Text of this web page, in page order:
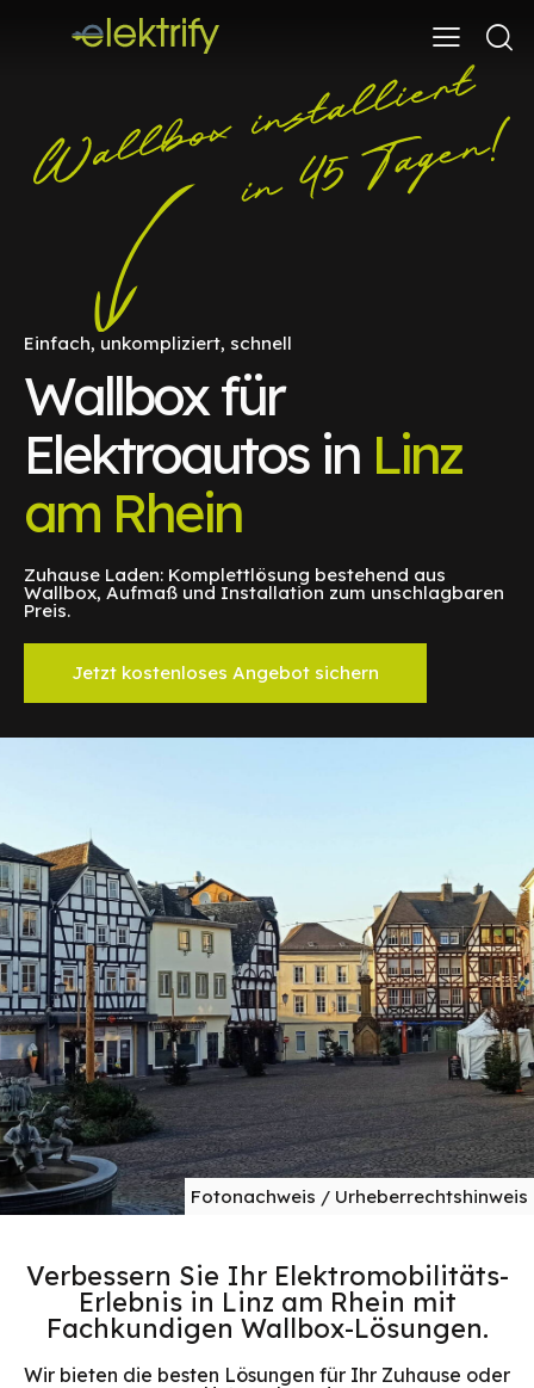
Einfach, unkompliziert, schnell
Wallbox für
Elektroautos in Linz
am Rhein
Zuhause Laden: Komplettlösung bestehend aus
Wallbox, Aufmaß und Installation zum unschlagbaren
Preis.
Jetzt kostenloses Angebot sichern
Fotonachweis / Urheberrechtshinweis
Verbessern Sie Ihr Elektromobilitäts-
Erlebnis in Linz am Rhein mit
Fachkundigen Wallbox-Lösungen.
Wir bieten die besten Lösungen für Ihr Zuhause oder